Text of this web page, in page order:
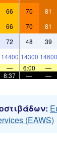
66 70 81
66 70 81
72 48 39
14400 14300 14600
— 6:00 —
8:37 — —
(EAWS)